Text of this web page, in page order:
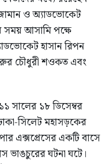
ও অ্যাডভোকেট
আসামি পক্ষে
হাসান রিপন
চৌধুরী শওকত এবং
সালের ১৮ ডিসেম্বর
সিলেট মহাসড়কের
এক্সপ্রেসের একটি বাসে
ভাঙচুরের ঘটনা ঘটে।